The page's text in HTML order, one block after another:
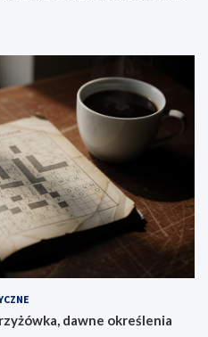
dawne określenia